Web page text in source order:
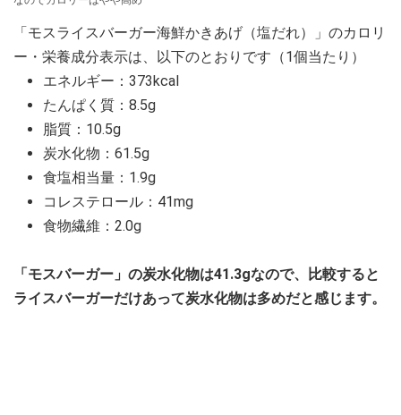
「モスライスバーガー海鮮かきあげ（塩だれ）」のカロリ
ー・栄養成分表示は、以下のとおりです（1個当たり）
エネルギー：373kcal
たんぱく質：8.5g
脂質：10.5g
炭水化物：61.5g
食塩相当量：1.9g
コレステロール：41mg
食物繊維：2.0g
「モスバーガー」の炭水化物は41.3gなので、比較すると
ライスバーガーだけあって炭水化物は多めだと感じます。